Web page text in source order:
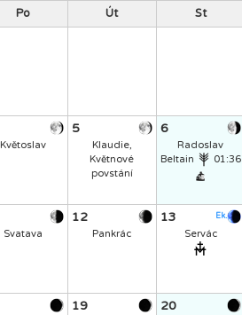
Po Út St
Květoslav
5
Klaudie,
Květnové
povstání
6
Radoslav
Beltain
01:36
Svatava
12
Pankrác
13 Ek.
Servác
19 20